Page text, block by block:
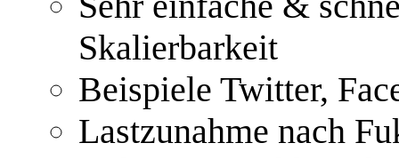
Skalierbarkeit
Beispiele Twitter,
Lastzunahme nach